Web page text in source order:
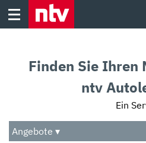
Skip
Audio
Das Beste
Finden Sie Ihren
ntv
Ein
Angebote ▾